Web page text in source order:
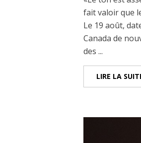
fait valoir que
Le 19 août,
Canada de
des ...
LIRE LA